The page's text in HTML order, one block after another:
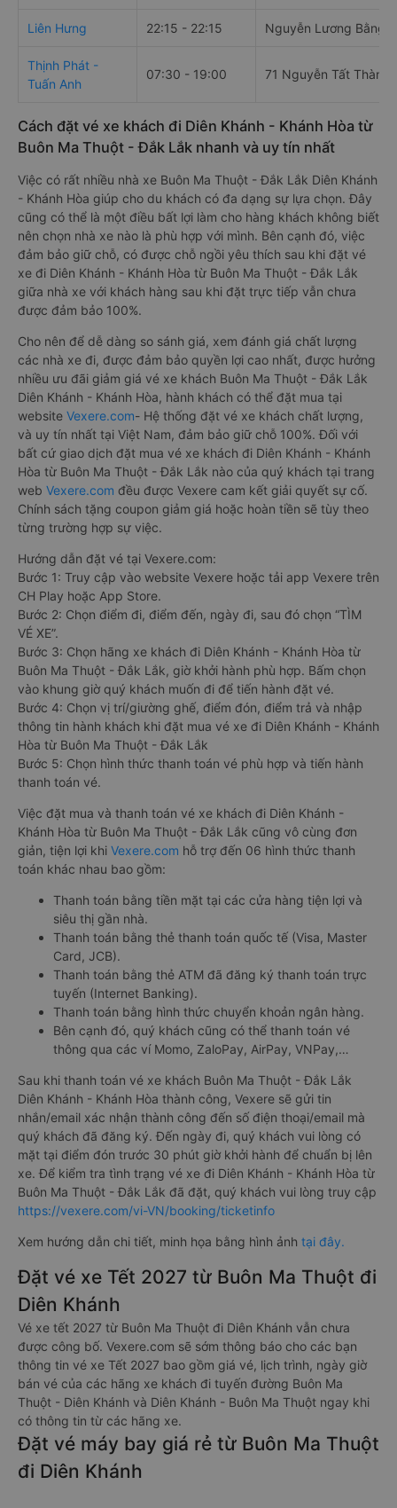
Liên Hưng 22:15 - 22:15 Nguyễn Lương Bằng
Thịnh Phát -
Tuấn Anh
07:30 - 19:00 71 Nguyễn Tất Thành
Cách đặt vé xe khách đi Diên Khánh - Khánh Hòa từ
Buôn Ma Thuột - Đắk Lắk nhanh và uy tín nhất
Việc có rất nhiều nhà xe Buôn Ma Thuột - Đắk Lắk Diên Khánh
- Khánh Hòa giúp cho du khách có đa dạng sự lựa chọn. Đây
cũng có thể là một điều bất lợi làm cho hàng khách không biết
nên chọn nhà xe nào là phù hợp với mình. Bên cạnh đó, việc
đảm bảo giữ chỗ, có được chỗ ngồi yêu thích sau khi đặt vé
xe đi Diên Khánh - Khánh Hòa từ Buôn Ma Thuột - Đắk Lắk
giữa nhà xe với khách hàng sau khi đặt trực tiếp vẫn chưa
được đảm bảo 100%.
Cho nên để dễ dàng so sánh giá, xem đánh giá chất lượng
các nhà xe đi, được đảm bảo quyền lợi cao nhất, được hưởng
nhiều ưu đãi giảm giá vé xe khách Buôn Ma Thuột - Đắk Lắk
Diên Khánh - Khánh Hòa, hành khách có thể đặt mua tại
website Vexere.com- Hệ thống đặt vé xe khách chất lượng,
và uy tín nhất tại Việt Nam, đảm bảo giữ chỗ 100%. Đối với
bất cứ giao dịch đặt mua vé xe khách đi Diên Khánh - Khánh
Hòa từ Buôn Ma Thuột - Đắk Lắk nào của quý khách tại trang
web Vexere.com đều được Vexere cam kết giải quyết sự cố.
Chính sách tặng coupon giảm giá hoặc hoàn tiền sẽ tùy theo
từng trường hợp sự việc.
Hướng dẫn đặt vé tại Vexere.com:
Bước 1: Truy cập vào website Vexere hoặc tải app Vexere trên
CH Play hoặc App Store.
Bước 2: Chọn điểm đi, điểm đến, ngày đi, sau đó chọn “TÌM
VÉ XE”.
Bước 3: Chọn hãng xe khách đi Diên Khánh - Khánh Hòa từ
Buôn Ma Thuột - Đắk Lắk, giờ khởi hành phù hợp. Bấm chọn
vào khung giờ quý khách muốn đi để tiến hành đặt vé.
Bước 4: Chọn vị trí/giường ghế, điểm đón, điểm trả và nhập
thông tin hành khách khi đặt mua vé xe đi Diên Khánh - Khánh
Hòa từ Buôn Ma Thuột - Đắk Lắk
Bước 5: Chọn hình thức thanh toán vé phù hợp và tiến hành
thanh toán vé.
Việc đặt mua và thanh toán vé xe khách đi Diên Khánh -
Khánh Hòa từ Buôn Ma Thuột - Đắk Lắk cũng vô cùng đơn
giản, tiện lợi khi Vexere.com hỗ trợ đến 06 hình thức thanh
toán khác nhau bao gồm:
Thanh toán bằng tiền mặt tại các cửa hàng tiện lợi và
siêu thị gần nhà.
Thanh toán bằng thẻ thanh toán quốc tế (Visa, Master
Card, JCB).
Thanh toán bằng thẻ ATM đã đăng ký thanh toán trực
tuyến (Internet Banking).
Thanh toán bằng hình thức chuyển khoản ngân hàng.
Bên cạnh đó, quý khách cũng có thể thanh toán vé
thông qua các ví Momo, ZaloPay, AirPay, VNPay,…
Sau khi thanh toán vé xe khách Buôn Ma Thuột - Đắk Lắk
Diên Khánh - Khánh Hòa thành công, Vexere sẽ gửi tin
nhắn/email xác nhận thành công đến số điện thoại/email mà
quý khách đã đăng ký. Đến ngày đi, quý khách vui lòng có
mặt tại điểm đón trước 30 phút giờ khởi hành để chuẩn bị lên
xe. Để kiểm tra tình trạng vé xe đi Diên Khánh - Khánh Hòa từ
Buôn Ma Thuột - Đắk Lắk đã đặt, quý khách vui lòng truy cập
https://vexere.com/vi-VN/booking/ticketinfo
Xem hướng dẫn chi tiết, minh họa bằng hình ảnh tại đây.
Đặt vé xe Tết 2027 từ Buôn Ma Thuột đi
Diên Khánh
Vé xe tết 2027 từ Buôn Ma Thuột đi Diên Khánh vẫn chưa
được công bố. Vexere.com sẽ sớm thông báo cho các bạn
thông tin vé xe Tết 2027 bao gồm giá vé, lịch trình, ngày giờ
bán vé của các hãng xe khách đi tuyến đường Buôn Ma
Thuột - Diên Khánh và Diên Khánh - Buôn Ma Thuột ngay khi
có thông tin từ các hãng xe.
Đặt vé máy bay giá rẻ từ Buôn Ma Thuột
đi Diên Khánh